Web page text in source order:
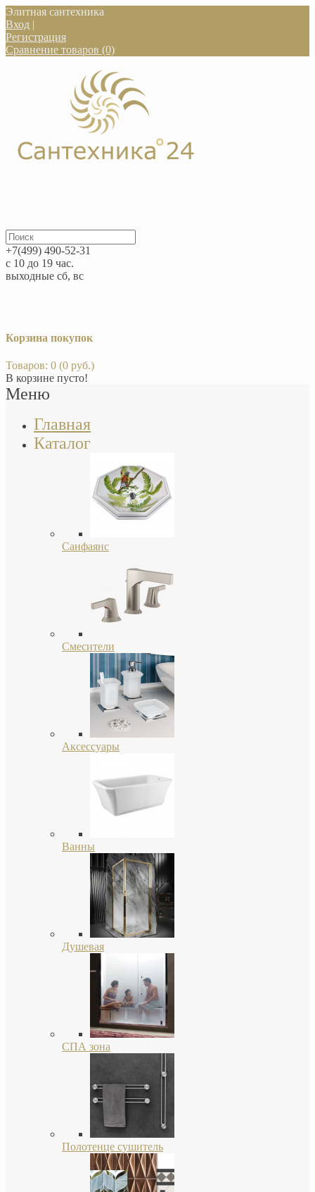
Элитная сантехника
Вход |
Регистрация
Сравнение товаров (0)
+7(499) 490-52-31
с 10 до 19 час.
выходные сб, вс
Корзина покупок
Товаров: 0 (0 руб.)
В корзине пусто!
Меню
Главная
Каталог
Санфаянс
Смесители
Аксессуары
Ванны
Душевая
СПА зона
Полотенце сушитель